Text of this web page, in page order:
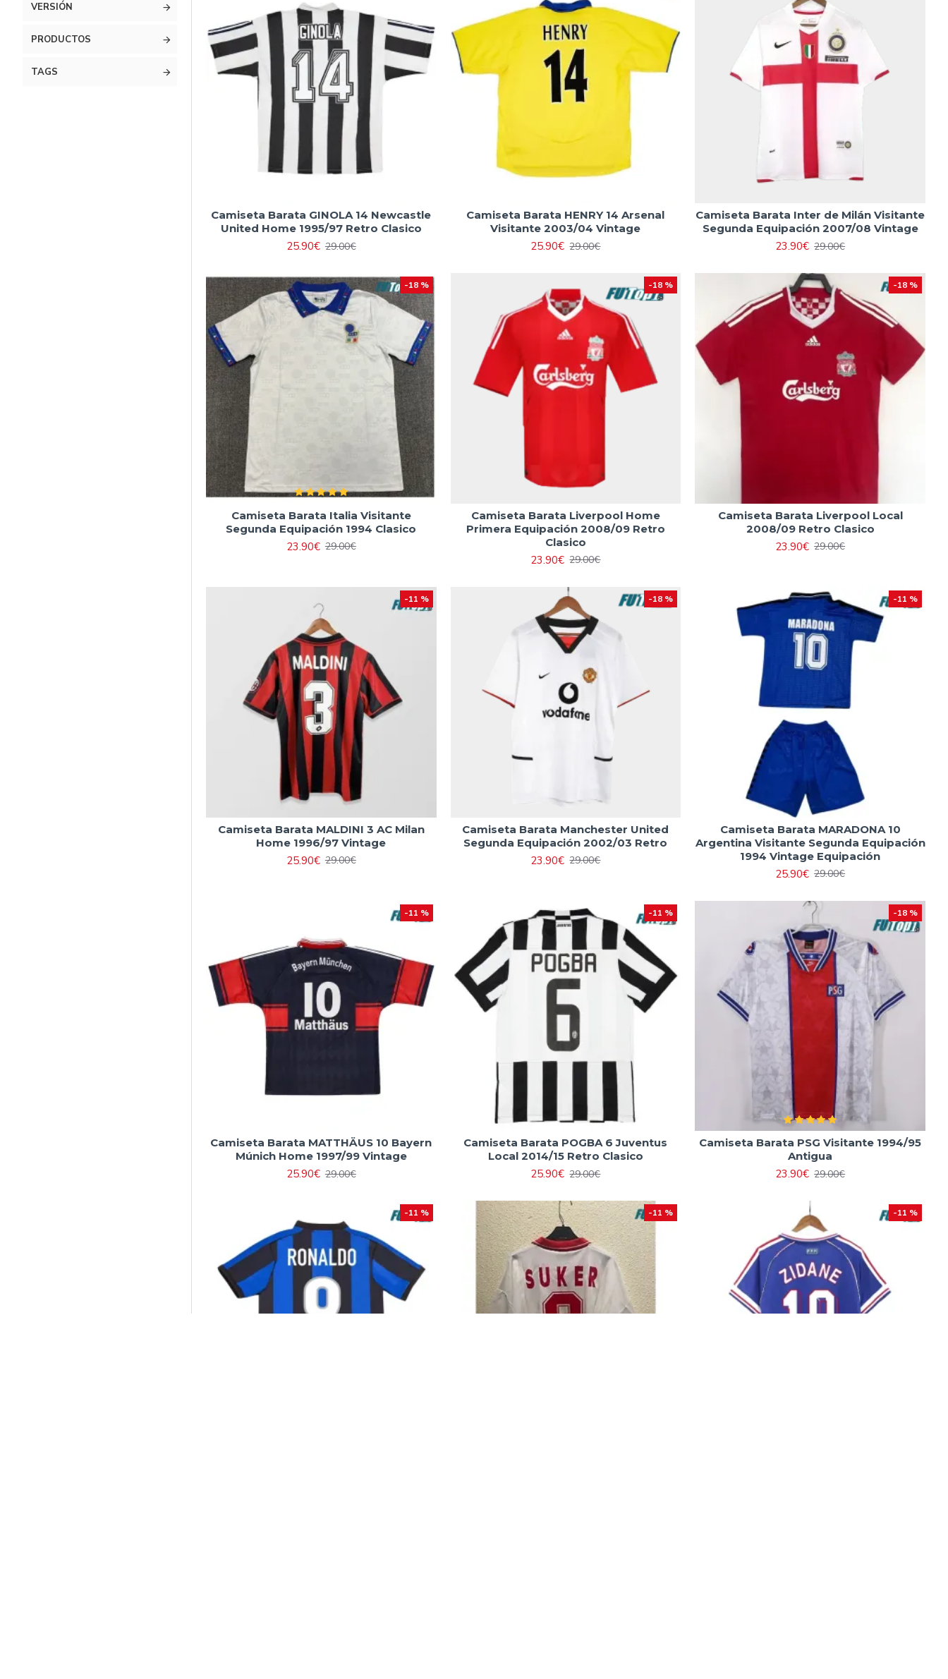
VERSIÓN
PRODUCTOS
TAGS
Camiseta Barata GINOLA 14 Newcastle
United Home 1995/97 Retro Clasico
25.90€ 29.00€
Camiseta Barata HENRY 14 Arsenal
Visitante 2003/04 Vintage
25.90€ 29.00€
Camiseta Barata Inter de Milán Visitante
Segunda Equipación 2007/08 Vintage
23.90€ 29.00€
-18 %
Camiseta Barata Italia Visitante
Segunda Equipación 1994 Clasico
23.90€ 29.00€
-18 %
Camiseta Barata Liverpool Home
Primera Equipación 2008/09 Retro
Clasico
23.90€ 29.00€
-18 %
Camiseta Barata Liverpool Local
2008/09 Retro Clasico
23.90€ 29.00€
-11 %
Camiseta Barata MALDINI 3 AC Milan
Home 1996/97 Vintage
25.90€ 29.00€
-18 %
Camiseta Barata Manchester United
Segunda Equipación 2002/03 Retro
23.90€ 29.00€
-11 %
Camiseta Barata MARADONA 10
Argentina Visitante Segunda Equipación
1994 Vintage Equipación
25.90€ 29.00€
-11 %
Camiseta Barata MATTHÄUS 10 Bayern
Múnich Home 1997/99 Vintage
25.90€ 29.00€
-11 %
Camiseta Barata POGBA 6 Juventus
Local 2014/15 Retro Clasico
25.90€ 29.00€
-18 %
Camiseta Barata PSG Visitante 1994/95
Antigua
23.90€ 29.00€
-11 % -11 % -11 %